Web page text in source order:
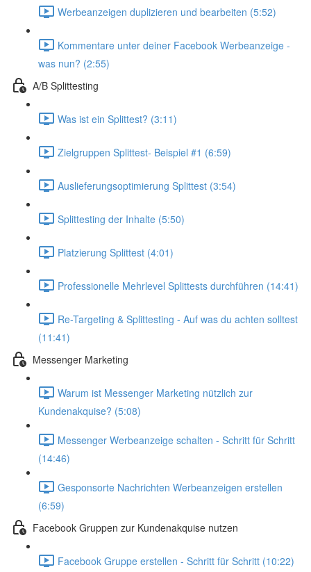
Werbeanzeigen duplizieren und bearbeiten (5:52)
Kommentare unter deiner Facebook Werbeanzeige -
was nun? (2:55)
A/B Splittesting
Was ist ein Splittest? (3:11)
Zielgruppen Splittest- Beispiel #1 (6:59)
Auslieferungsoptimierung Splittest (3:54)
Splittesting der Inhalte (5:50)
Platzierung Splittest (4:01)
Professionelle Mehrlevel Splittests durchführen (14:41)
Re-Targeting & Splittesting - Auf was du achten solltest
(11:41)
Messenger Marketing
Warum ist Messenger Marketing nützlich zur
Kundenakquise? (5:08)
Messenger Werbeanzeige schalten - Schritt für Schritt
(14:46)
Gesponsorte Nachrichten Werbeanzeigen erstellen
(6:59)
Facebook Gruppen zur Kundenakquise nutzen
Facebook Gruppe erstellen - Schritt für Schritt (10:22)